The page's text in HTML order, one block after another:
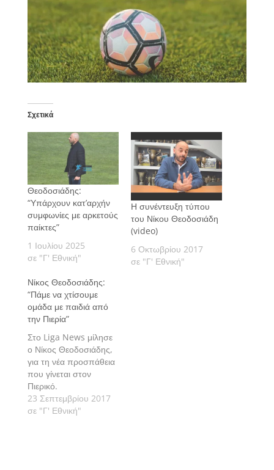
Σχετικά
Θεοδοσιάδης:
“Υπάρχουν κατ’αρχήν
συμφωνίες με αρκετούς
παίκτες”
1 Ιουλίου 2025
σε "Γ' Εθνική"
Η συνέντευξη τύπου
του Νίκου Θεοδοσιάδη
(video)
6 Οκτωβρίου 2017
σε "Γ' Εθνική"
Νίκος Θεοδοσιάδης:
“Πάμε να χτίσουμε
ομάδα με παιδιά από
την Πιερία”
Στο Liga News μίλησε
ο Νίκος Θεοδοσιάδης,
για τη νέα προσπάθεια
που γίνεται στον
Πιερικό.
23 Σεπτεμβρίου 2017
σε "Γ' Εθνική"